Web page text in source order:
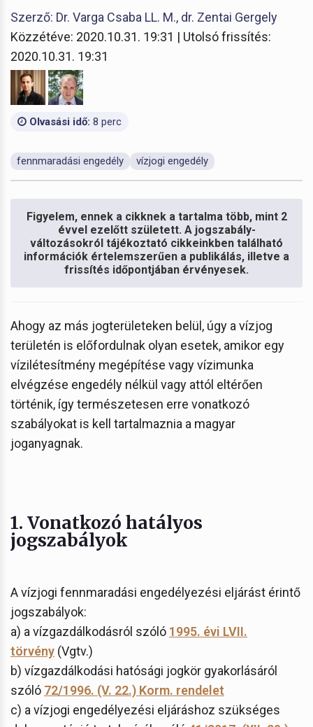
Szerző: Dr. Varga Csaba LL. M., dr. Zentai Gergely
Közzétéve: 2020.10.31. 19:31 | Utolsó frissítés:
2020.10.31. 19:31
Olvasási idő: 8 perc
fennmaradási engedély vízjogi engedély
Figyelem, ennek a cikknek a tartalma több, mint 2
évvel ezelőtt született. A jogszabály-
változásokról tájékoztató cikkeinkben található
információk értelemszerűen a publikálás, illetve a
frissítés időpontjában érvényesek.
Ahogy az más jogterületeken belül, úgy a vízjog
területén is előfordulnak olyan esetek, amikor egy
vízilétesítmény megépítése vagy vízimunka
elvégzése engedély nélkül vagy attól eltérően
történik, így természetesen erre vonatkozó
szabályokat is kell tartalmaznia a magyar
joganyagnak.
1. Vonatkozó hatályos
jogszabályok
A vízjogi fennmaradási engedélyezési eljárást érintő
jogszabályok:
a) a vízgazdálkodásról szóló 1995. évi LVII.
törvény (Vgtv.)
b) vízgazdálkodási hatósági jogkör gyakorlásáról
szóló 72/1996. (V. 22.) Korm. rendelet
c) a vízjogi engedélyezési eljáráshoz szükséges